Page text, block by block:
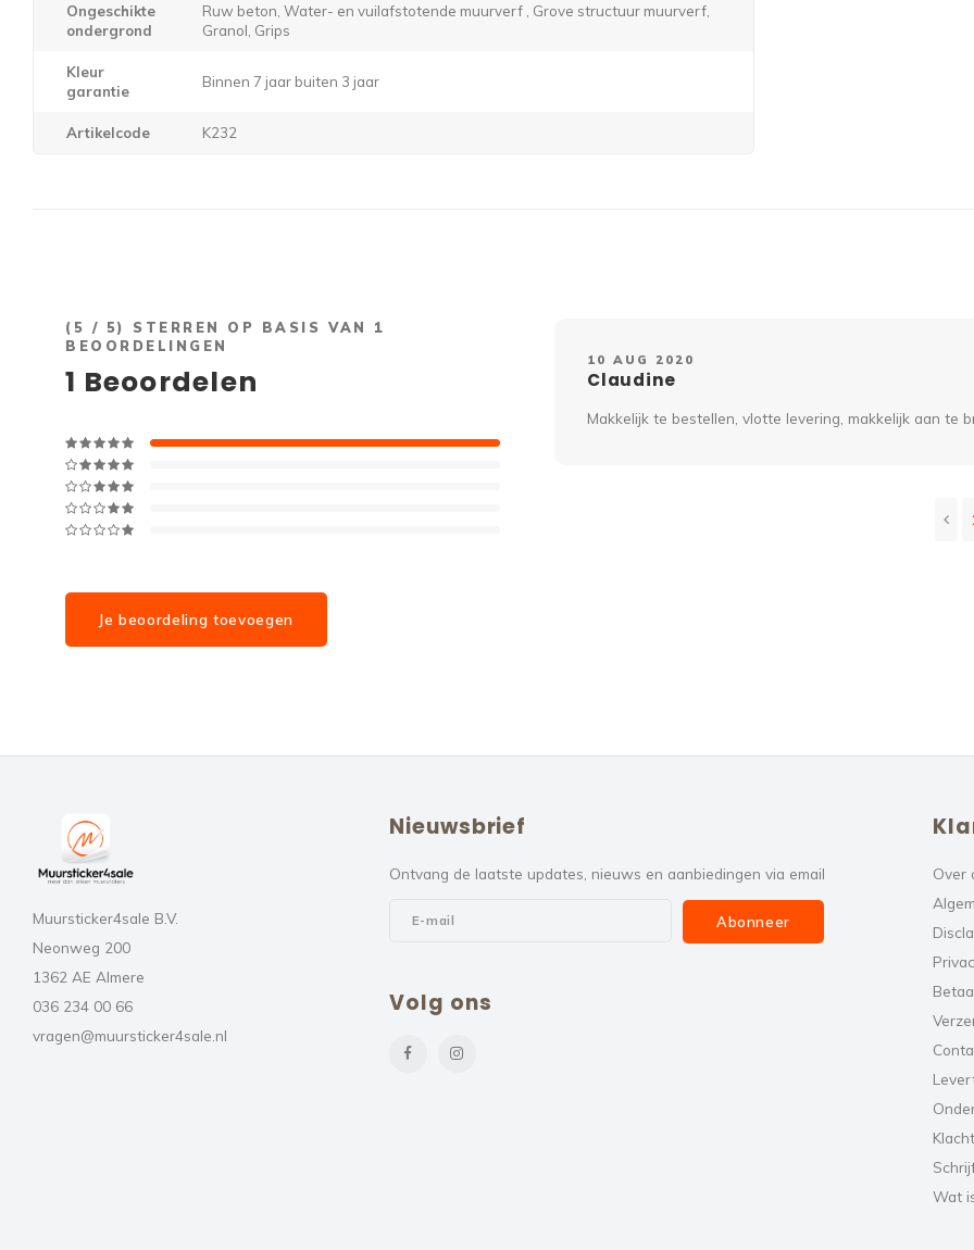
Ongeschikte
ondergrond
Ruw beton, Water- en vuilafstotende muurverf , Grove structuur muurverf,
Granol, Grips
Kleur
garantie
Binnen 7 jaar buiten 3 jaar
Artikelcode K232
( 5 / 5) STERREN OP BASIS VAN 1
BEOORDELINGEN
1 Beoordelen
Je beoordeling toevoegen
10 AUG 2020
Claudine
Makkelijk te bestellen, vlotte levering, makkelijk aan te
Muursticker4sale B.V.
Neonweg 200
1362 AE Almere
036 234 00 66
vragen@muursticker4sale.nl
Nieuwsbrief
Ontvang de laatste updates, nieuws en aanbiedingen via email
Abonneer
Volg ons
Over
Wat